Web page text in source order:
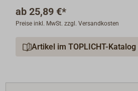
Gleitlager-Blöcke, bei SELDEN PBB
(PlainBearingBlock) genannt, sind
Schotumlenkungen und
ab 25,89 €*
Preise inkl. MwSt. zzgl. Versandkosten
Artikel im TOPLICHT-